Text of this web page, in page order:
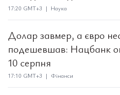
17:20 GMT+3 | Наука
Долар завмер, а євро
подешевшав: Нацбанк
10 серпня
17:10 GMT+3 | Фінанси